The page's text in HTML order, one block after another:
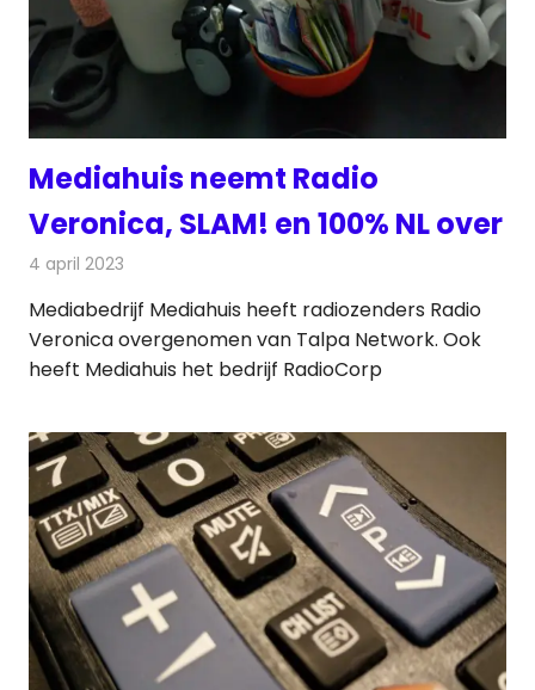
Mediahuis neemt Radio
Veronica, SLAM! en 100% NL over
4 april 2023
Mediabedrijf Mediahuis heeft radiozenders Radio
Veronica overgenomen van Talpa Network. Ook
heeft Mediahuis het bedrijf RadioCorp